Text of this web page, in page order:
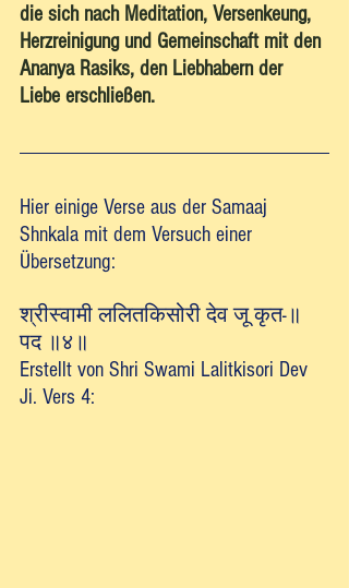
die sich nach Meditation, Versenkeung,
Herzreinigung und Gemeinschaft mit den
Ananya Rasiks, den Liebhabern der
Liebe erschließen.
Hier einige Verse aus der Samaaj
Shnkala mit dem Versuch einer
Übersetzung:
श्रीस्वामी ललितकिसोरी देव जू कृत-॥
पद ॥४॥
Erstellt von Shri Swami Lalitkisori Dev
Ji. Vers 4: